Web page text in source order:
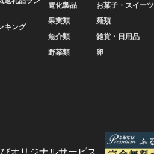
キング
電化製品
果実類
魚介類
野菜類
お菓子・スイーツ
麺類
雑貨・日用品
卵